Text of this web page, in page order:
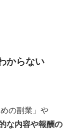
からない
の副業」や
な内容や報酬の